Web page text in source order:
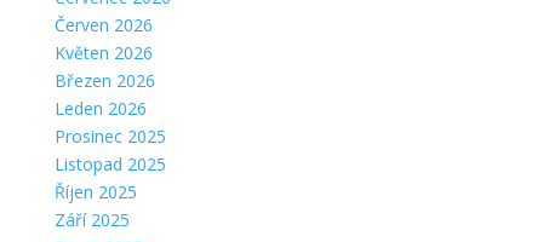
Červen 2026
Květen 2026
Březen 2026
Leden 2026
Prosinec 2025
Listopad 2025
Říjen 2025
Září 2025